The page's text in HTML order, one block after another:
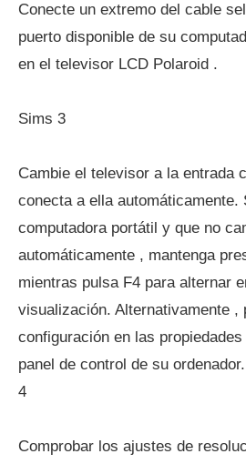
Conecte un extremo del cable
puerto disponible de su
en el televisor LCD Polaroid .
Sims 3
Cambie el televisor a la entrada
conecta a ella automáticamente.
computadora portátil y que no
automáticamente , mantenga
mientras pulsa F4 para alternar
visualización. Alternativamente ,
configuración en las
panel de control de su ordenador.
4
Comprobar los ajustes de